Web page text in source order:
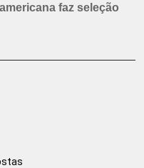
faz seleção